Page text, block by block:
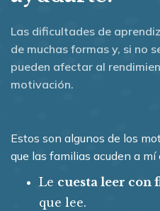
Las dificultades de
de muchas formas y, si no
pueden afectar al
motivación.
Estos son algunos de los
que las familias acuden a
Le cuesta leer con
que lee.